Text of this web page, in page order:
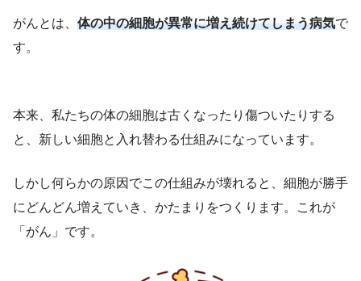
がんとは、 体の中の細胞が異常に増え続けてしまう病気で
す。
本来、私たちの体の細胞は古くなったり傷ついたりする
と、新しい細胞と入れ替わる仕組みになっています。
しかし何らかの原因でこの仕組みが壊れると、細胞が勝手
にどんどん増えていき、かたまりをつくります。これが
「がん」です。